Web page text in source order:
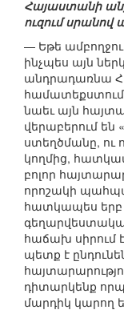
Հայաստանի
ուզում
— Եթե
ինչպես այն
անդրադառնա
նաեւ այն
վերաբերում են
ստեղծմանը, ու
կողմից,
բոլոր
որոշակի
հատկապես երբ
հաճախ սիրում
պետք է
դիտարկենք
մարդիկ կարող